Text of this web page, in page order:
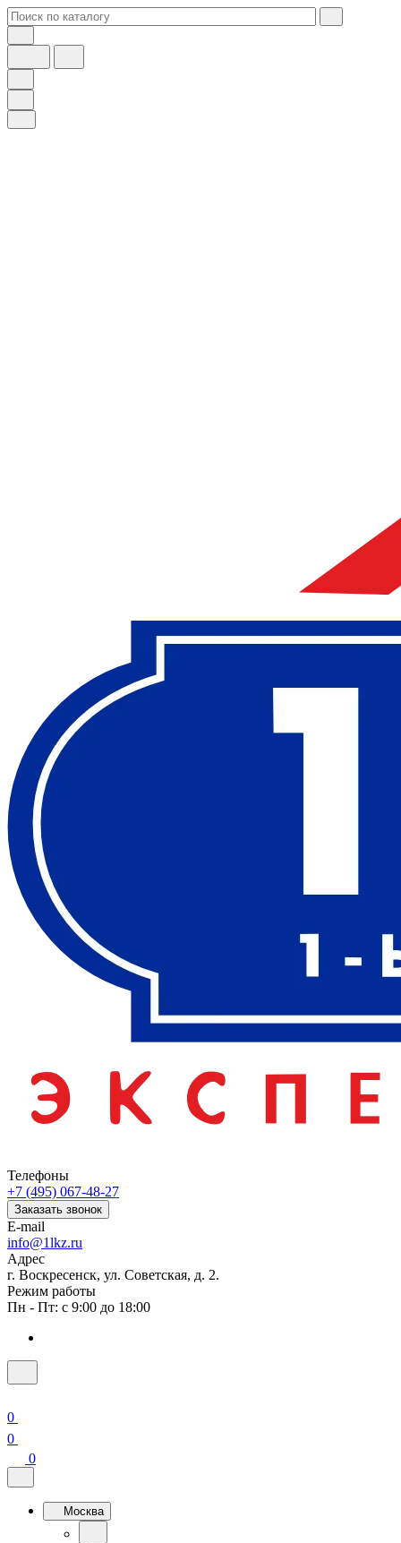
Телефоны
+7 (495) 067-48-27
Заказать звонок
E-mail
info@1lkz.ru
Адрес
г. Воскресенск, ул. Советская, д. 2.
Режим работы
Пн - Пт: с 9:00 до 18:00
0
0
0
Москва